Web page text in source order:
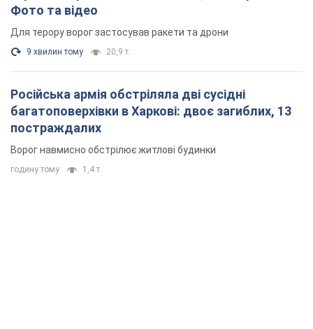
Фото та відео
Для терору ворог застосував ракети та дрони
9 хвилин тому 20,9 т.
Російська армія обстріляла дві сусідні
багатоповерхівки в Харкові: двоє загиблих, 13
постраждалих
Ворог навмисно обстрілює житлові будинки
годину тому 1,4 т.